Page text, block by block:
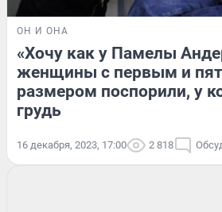
ОН И ОНА
«Хочу как у Памелы
женщины с первым и
размером поспорили, у
грудь
16 декабря, 2023, 17:00 2 818